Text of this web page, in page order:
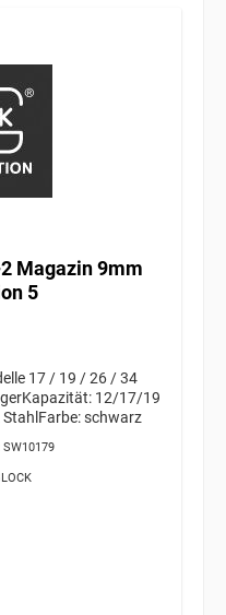
Magazin 9mm
5
17 / 19 / 26 / 34
12/17/19
schwarz
SW10179